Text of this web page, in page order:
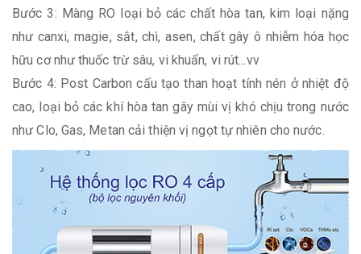
Bước 3: Màng RO loại bỏ các chất hòa tan, kim loại nặng
như canxi, magie, sắt, chì, asen, chất gây ô nhiễm hóa học
hữu cơ như thuốc trừ sâu, vi khuẩn, vi rút...vv
Bước 4: Post Carbon cấu tạo than hoạt tính nén ở nhiệt độ
cao, loại bỏ các khí hòa tan gây mùi vị khó chịu trong nước
như Clo, Gas, Metan cải thiện vị ngọt tự nhiên cho nước.